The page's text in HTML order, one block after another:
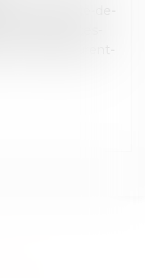
heritage-de-
mieux-places-
l-avocat-laurent-